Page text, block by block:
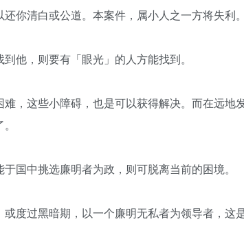
你清白或公道。本案件，属小人之一方将失利
他，则要有「眼光」的人方能找到。
，这些小障碍，也是可以获得解决。而在远地
国中挑选廉明者为政，则可脱离当前的困境。
度过黑暗期，以一个廉明无私者为领导者，这是